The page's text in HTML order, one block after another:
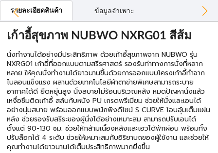
รายละเอียดสินค้า ข้อมูลจำเพาะ
เก้าอี้สุขภาพ NUBWO NXRG01 สีส้ม
นั่งทำงานได้อย่างมีประสิทธิภาพ ด้วยเก้าอี้สุขภาพจาก NUBWO รุ่น
NXRG01 เก้าอี้ที่ออกแบบตามสรีรศาสตร์ รองรับท่าทางการนั่งที่หลาก
หลาย ให้คุณนั่งทำงานได้ยาวนานขึ้นด้วยการออกแบบโครงเก้าอี้ทำจาก
ไนลอนแข็งแรง ผสานด้วยเทคโนโลยีผ้าตาข่ายพิเศษสามารถระบาย
อากาศได้ดี ยืดหยุ่นสูง นั่งสบายไม่ร้อนบริเวณหลัง หมดปัญหานั่งแล้ว
เหงื่อซึมติดเก้าอี้ สลับกับหนัง PU เกรดพรีเมียม ช่วยให้นั่งและเอนได้
อย่างนุ่มสบาย พร้อมออกแบบพนักพิงดีไซน์ S CURVE โอบอุ้มเต็มแผ่น
หลัง ช่วยรองรับสรีระของผู้นั่งได้อย่างเหมาะสม สามารถปรับเอนได้
ตั้งแต่ 90-130 ซม. ช่วยให้กล้ามเนื้องหลังและเอวได้พักผ่อน พร้อมทั้ง
ปรับล็อกได้ 4 ระดับ ช่วยให้เหมาะสมกับอิริยาบถของผู้ใช้งาน และช่วยให้
คุณทำงานได้ยาวนานได้เต็มประสิทธิภาพมากยิ่งขึ้น